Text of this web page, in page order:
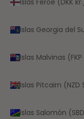
Islas Georgia del
Islas Malvinas
Islas Pitcairn (NZD
Islas Salomón